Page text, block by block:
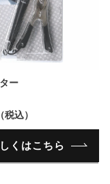
ー
込）
くはこちら